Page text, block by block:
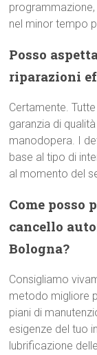
nel minor tempo
Posso
riparazioni
Certamente.
garanzia di
manodopera. I
base al tipo di
al momento del
Come
cancello
Bologna?
Consigliamo
metodo migliore
piani di
esigenze del tuo
lubrificazione